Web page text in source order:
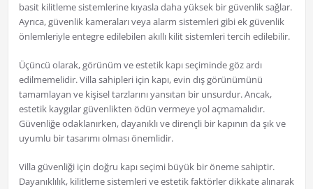
basit kilitleme sistemlerine kıyasla daha yüksek bir güvenlik sağlar.
Ayrıca, güvenlik kameraları veya alarm sistemleri gibi ek güvenlik
önlemleriyle entegre edilebilen akıllı kilit sistemleri tercih edilebilir.
Üçüncü olarak, görünüm ve estetik kapı seçiminde göz ardı
edilmemelidir. Villa sahipleri için kapı, evin dış görünümünü
tamamlayan ve kişisel tarzlarını yansıtan bir unsurdur. Ancak,
estetik kaygılar güvenlikten ödün vermeye yol açmamalıdır.
Güvenliğe odaklanırken, dayanıklı ve dirençli bir kapının da şık ve
uyumlu bir tasarımı olması önemlidir.
Villa güvenliği için doğru kapı seçimi büyük bir öneme sahiptir.
Dayanıklılık, kilitleme sistemleri ve estetik faktörler dikkate alınarak